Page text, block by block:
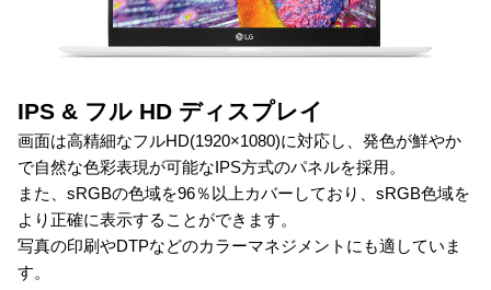
IPS & フル HD ディスプレイ
画面は高精細なフルHD(1920×1080)に対応し、発色が鮮やか
で自然な色彩表現が可能なIPS方式のパネルを採用。
また、sRGBの色域を96％以上カバーしており、sRGB色域を
より正確に表示することができます。
写真の印刷やDTPなどのカラーマネジメントにも適していま
す。